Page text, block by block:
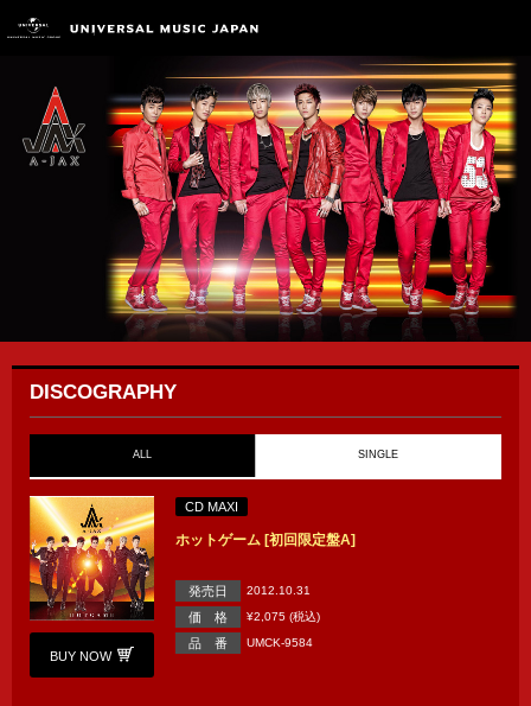
DISCOGRAPHY
ALL SINGLE
BUY NOW
CD MAXI
ホットゲーム [初回限定盤A]
発売日 2012.10.31
価 格 ¥2,075 (税込)
品 番 UMCK-9584